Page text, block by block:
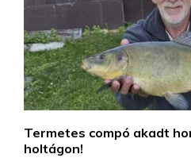
Termetes compó akadt
holtágon!